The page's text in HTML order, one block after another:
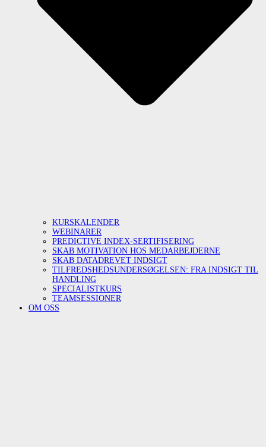
KURSKALENDER
WEBINARER
PREDICTIVE INDEX-SERTIFISERING
SKAB MOTIVATION HOS MEDARBEJDERNE
SKAB DATADREVET INDSIGT
TILFREDSHEDSUNDERSØGELSEN: FRA INDSIGT TIL
HANDLING
SPECIALISTKURS
TEAMSESSIONER
OM OSS